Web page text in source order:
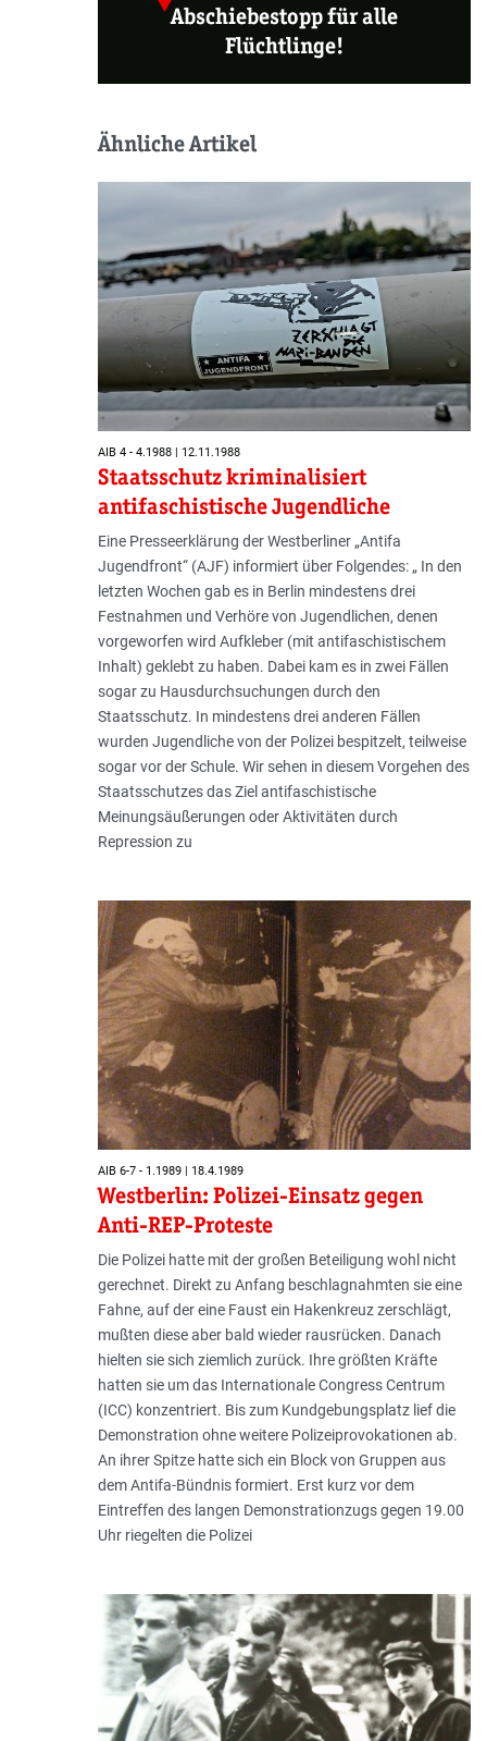
Abschiebestopp für alle
Flüchtlinge!
Ähnliche Artikel
AIB 4 - 4.1988 | 12.11.1988
Staatsschutz kriminalisiert
antifaschistische Jugendliche
Eine Presseerklärung der Westberliner „Antifa
Jugendfront“ (AJF) informiert über Folgendes: „ In den
letzten Wochen gab es in Berlin mindestens drei
Festnahmen und Verhöre von Jugendlichen, denen
vorgeworfen wird Aufkleber (mit antifaschistischem
Inhalt) geklebt zu haben. Dabei kam es in zwei Fällen
sogar zu Hausdurchsuchungen durch den
Staatsschutz. In mindestens drei anderen Fällen
wurden Jugendliche von der Polizei bespitzelt, teilweise
sogar vor der Schule. Wir sehen in diesem Vorgehen des
Staatsschutzes das Ziel antifaschistische
Meinungsäußerungen oder Aktivitäten durch
Repression zu
AIB 6-7 - 1.1989 | 18.4.1989
Westberlin: Polizei-Einsatz gegen
Anti-REP-Proteste
Die Polizei hatte mit der großen Beteiligung wohl nicht
gerechnet. Direkt zu Anfang beschlagnahmten sie eine
Fahne, auf der eine Faust ein Hakenkreuz zerschlägt,
mußten diese aber bald wieder rausrücken. Danach
hielten sie sich ziemlich zurück. Ihre größten Kräfte
hatten sie um das Internationale Congress Centrum
(ICC) konzentriert. Bis zum Kundgebungsplatz lief die
Demonstration ohne weitere Polizeiprovokationen ab.
An ihrer Spitze hatte sich ein Block von Gruppen aus
dem Antifa-Bündnis formiert. Erst kurz vor dem
Eintreffen des langen Demonstrationzugs gegen 19.00
Uhr riegelten die Polizei